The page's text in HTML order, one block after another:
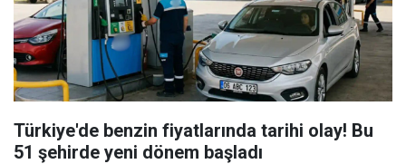
Türkiye'de benzin fiyatlarında tarihi olay! Bu
51 şehirde yeni dönem başladı